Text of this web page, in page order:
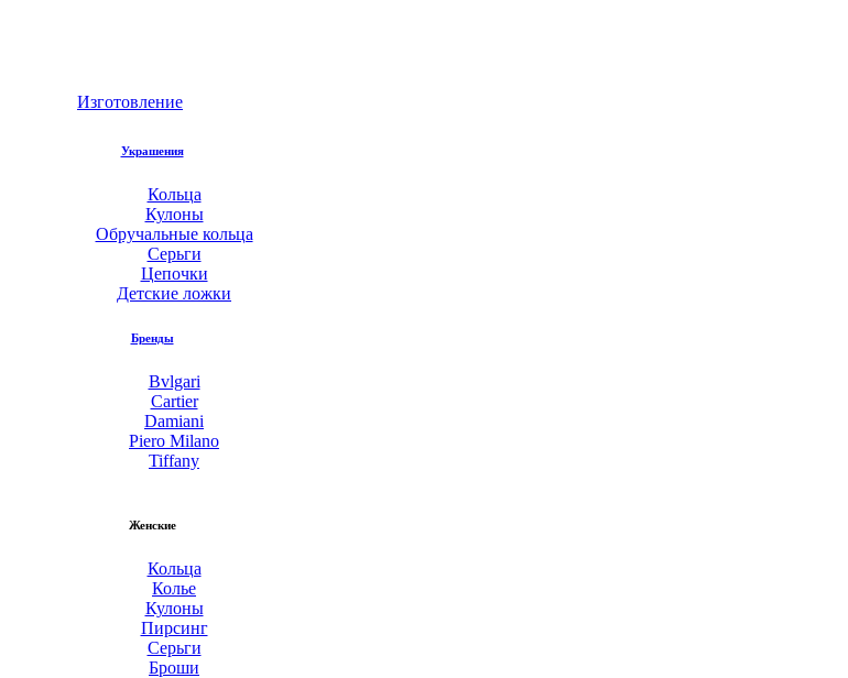
Изготовление
Украшения
Кольца
Кулоны
Обручальные кольца
Серьги
Цепочки
Детские ложки
Бренды
Bvlgari
Cartier
Damiani
Piero Milano
Tiffany
Женские
Кольца
Колье
Кулоны
Пирсинг
Серьги
Броши